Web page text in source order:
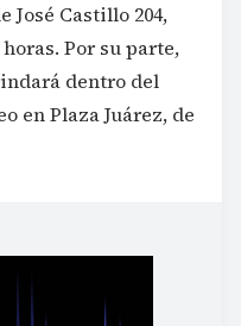
José Castillo 204,
horas. Por su parte,
dentro del
en Plaza Juárez, de